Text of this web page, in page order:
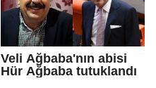
Veli Ağbaba'nın abisi
Hür Ağbaba tutuklandı